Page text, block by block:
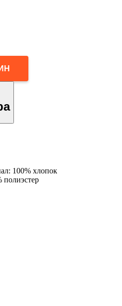
100% хлопок
полиэстер